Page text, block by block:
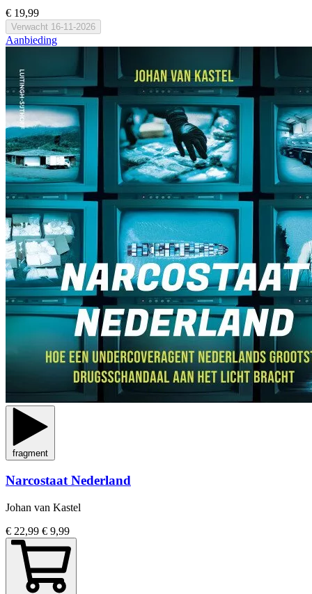
€ 19,99
Verwacht 16-11-2026
Aanbieding
fragment
Narcostaat Nederland
Johan van Kastel
€ 22,99 € 9,99